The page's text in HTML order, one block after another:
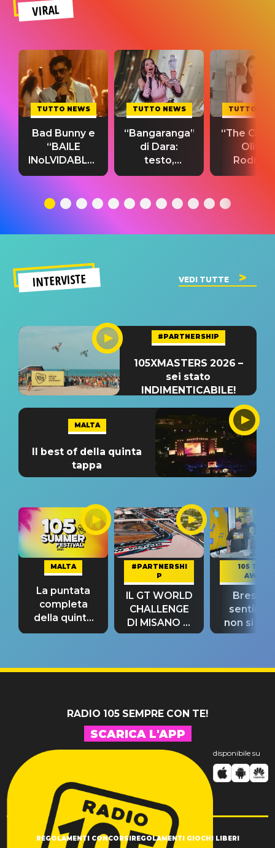
VIRAL
TUTTO NEWS
Bad Bunny e
“BAILE
INoLVIDABLE”:
testo,
significato
TUTTO NEWS
“Bangaranga”
di Dara:
testo,
traduzione e
del singolo
TUTTO
“The
Olivia
testo,
INTERVISTE VEDI TUTTE
#PARTNERSHIP
105XMASTERS 2026 –
sei stato
INDIMENTICABILE!
MALTA
Il best of della quinta
tappa
MALTA
La puntata
completa
della quinta
tappa
#PARTNERSHI
P
IL GT WORLD
CHALLENGE
DI MISANO si
riconferma
105 TAKE
AWAY
Bresh:
non si
fino alla
RADIO 105 SEMPRE CON TE!
SCARICA L'APP
disponibile su
REGOLAMENTI CONCORSI REGOLAMENTI GIOCHI LIBERI